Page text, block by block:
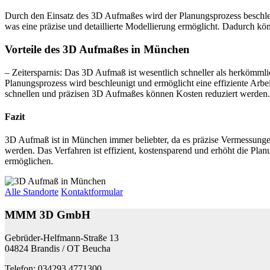
Durch den Einsatz des 3D Aufmaßes wird der Planungsprozess
was eine präzise und detaillierte Modellierung ermöglicht. Dadurch
Vorteile des 3D Aufmaßes in München
– Zeitersparnis: Das 3D Aufmaß ist wesentlich schneller als
Planungsprozess wird beschleunigt und ermöglicht eine effiziente
schnellen und präzisen 3D Aufmaßes können Kosten reduziert werden.
Fazit
3D Aufmaß ist in München immer beliebter, da es präzise
werden. Das Verfahren ist effizient, kostensparend und erhöht die
ermöglichen.
Alle Standorte Kontaktformular
MMM 3D GmbH
Gebrüder-Helfmann-Straße 13
04824 Brandis / OT Beucha